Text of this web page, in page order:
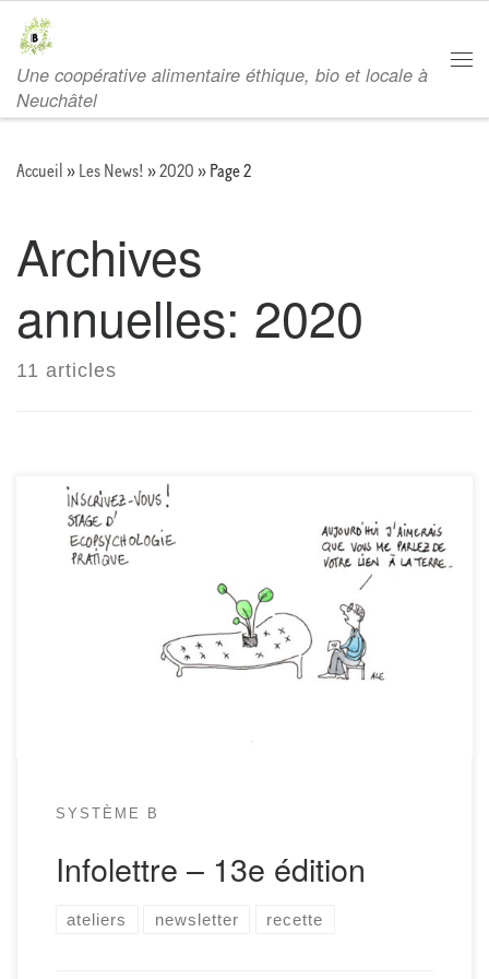
Passer au contenu
Une coopérative alimentaire éthique, bio et locale à
Neuchâtel
Accueil »Les News! »2020 »Page 2
Archives
annuelles: 2020
11 articles
Système B L’infolettre Salut! Bienvenue dans l’infolettre Système B
numéro 13 ! Alors tu as bien commencé l’année? Tu as bien appliqué
tes bonnes résolutions et même si fin janvier est déjà passé tu t’y
tiens encore? Mais bravo! Voilà donc des infos pratiques, sympas,
utiles, sur tout ce qu’il […]
SYSTÈME B
Infolettre – 13e édition
ateliers newsletter recette